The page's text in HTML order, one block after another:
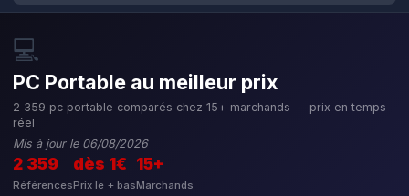
💻
PC Portable au meilleur prix
2 359 pc portable comparés chez 15+ marchands — prix en temps
réel
Mis à jour le 06/08/2026
2 359
Références
dès 1€
Prix le + bas
15+
Marchands